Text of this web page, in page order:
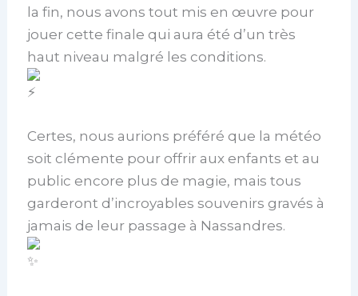
la fin, nous avons tout mis en œuvre pour
jouer cette finale qui aura été d’un très
haut niveau malgré les conditions.
Certes, nous aurions préféré que la météo
soit clémente pour offrir aux enfants et au
public encore plus de magie, mais tous
garderont d’incroyables souvenirs gravés à
jamais de leur passage à Nassandres.